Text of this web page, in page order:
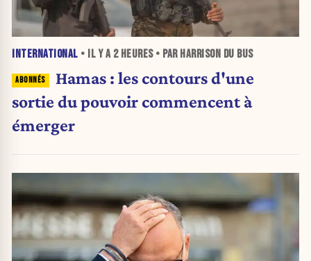
INTERNATIONAL • IL Y A 2 HEURES• PAR HARRISON DU BUS
Hamas : les contours d'une
sortie du pouvoir commencent à
émerger